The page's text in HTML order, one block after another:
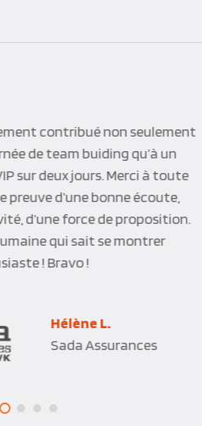
contribué non seulement à
de team buiding qu’à un
deux jours. Merci à toute
d’une bonne écoute,
d’une force de proposition.
qui sait se montrer
! Bravo !
Hélène L.
Sada Assurances